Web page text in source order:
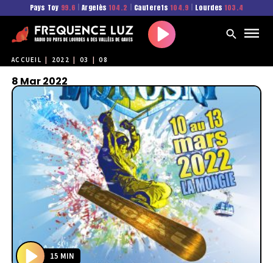
Pays Toy 99.6 Argelès 104.2 Cauterets 104.9 Lourdes 103.4
Play
ACCUEIL 2022 03 08
8 Mar 2022
15 MIN